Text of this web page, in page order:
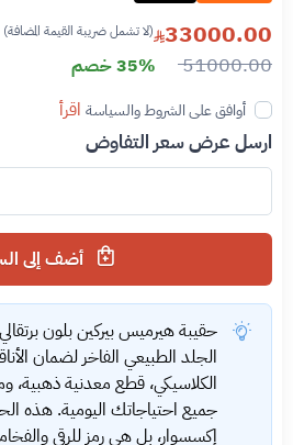
33000.00 (لا تشمل ضريبة القيمة المضافة)
51000.00 35% خصم
أوافق على الشروط والسياسة اقرأ
ارسل عرض سعر التفاوض
حقيبة هيرميس بيركين بلون
الجلد الطبيعي الفاخر لضمان
الكلاسيكي، قطع معدنية
جميع احتياجاتك اليومية. هذه
إكسسوار، بل هي رمز للرقي